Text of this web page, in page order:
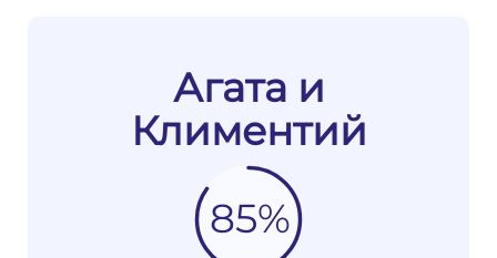
Агата и
Климентий
85%